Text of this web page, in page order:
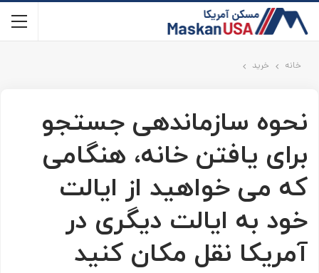
خانه خرید
نحوه سازماندهی جستجو
برای یافتن خانه، هنگامی
که می خواهید از ایالت
خود به ایالت دیگری در
آمریکا نقل مکان کنید